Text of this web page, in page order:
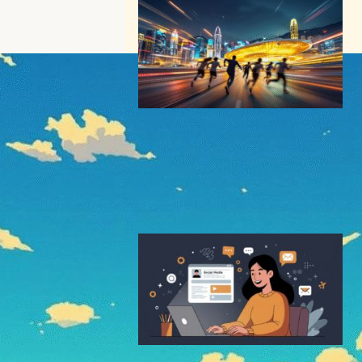
7月6日【今日は何の日？】
「香港国際空港、開港日」
──”スマートインフラの胎動”
今日は何の日